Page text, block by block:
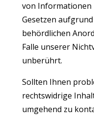
von Informationen
Gesetzen
behördlichen
Falle unserer
unberührt.
Sollten Ihnen
rechtswidrige
umgehend zu